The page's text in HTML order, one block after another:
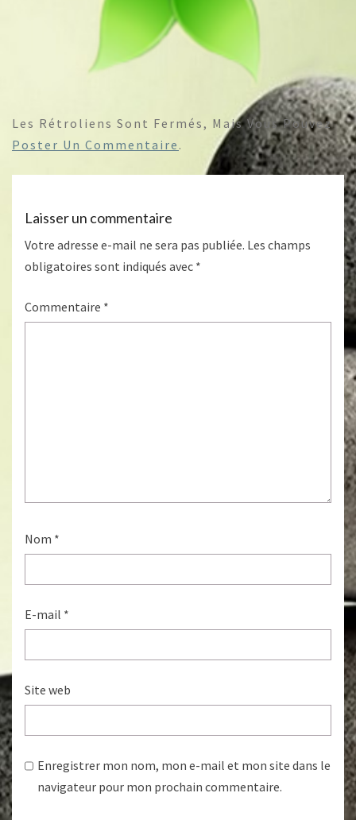
Les Rétroliens Sont Fermés, Mais Vous Pouvez
Poster Un Commentaire .
Laisser un commentaire
Votre adresse e-mail ne sera pas publiée. Les champs
obligatoires sont indiqués avec *
Commentaire *
Nom *
E-mail *
Site web
Enregistrer mon nom, mon e-mail et mon site dans le
navigateur pour mon prochain commentaire.